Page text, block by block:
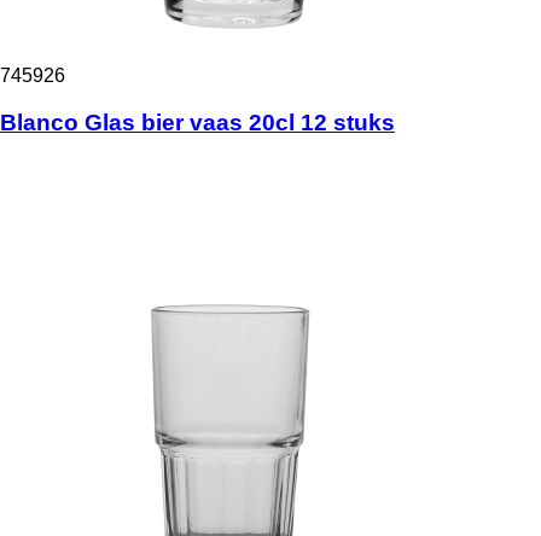
745926
Blanco Glas bier vaas 20cl 12 stuks